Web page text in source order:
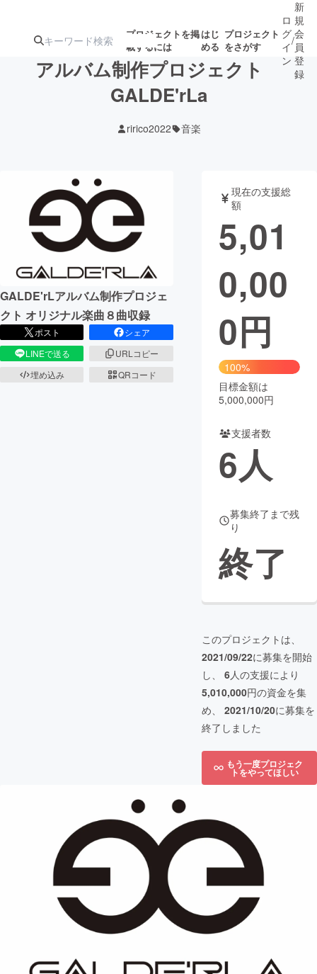
プロジェクトを掲
載するには
はじ
める
プロジェクト
をさがす
ジェクト
募集終了が近いプ
ロジェクト
アート・写真 音楽
テクノロジー・ガジェット ゲーム・サ
映像・映画
ビジネス・起業
まちづくり・地域活性化
CAMPFIRE Creation
コミュニティ
ロ
グ
イ
ン
/
新
規
会
員
登
録
アルバム制作プロジェクト
GALDE'rLa
ririco2022 音楽
GALDE'rLアルバム制作プロジェ
クト オリジナル楽曲８曲収録
ポスト
シェア
LINEで送る
URLコピー
埋め込み
QRコード
現在の支援総
額
5,01
0,00
0円
100%
目標金額は
5,000,000円
支援者数
6人
募集終了まで残
り
終了
このプロジェクトは、
2021/09/22に募集を開始
し、 6人の支援により
5,010,000円の資金を集
め、 2021/10/20に募集を
終了しました
もう一度プロジェク
トをやってほしい